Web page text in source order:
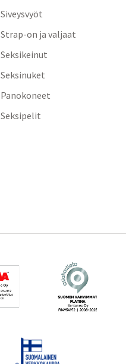
Siveysvyöt
Strap-on ja valjaat
Seksikeinut
Seksinuket
Panokoneet
Seksipelit